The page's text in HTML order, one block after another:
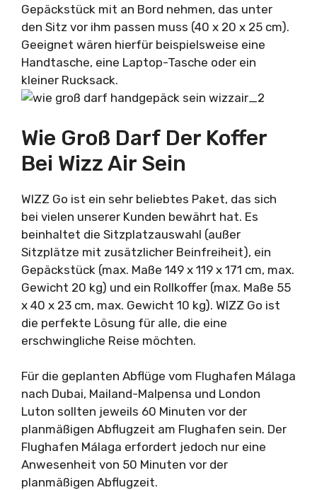
Gepäckstück mit an Bord nehmen, das unter
den Sitz vor ihm passen muss (40 x 20 x 25 cm).
Geeignet wären hierfür beispielsweise eine
Handtasche, eine Laptop-Tasche oder ein
kleiner Rucksack.
Wie Groß Darf Der Koffer
Bei Wizz Air Sein
WIZZ Go ist ein sehr beliebtes Paket, das sich
bei vielen unserer Kunden bewährt hat. Es
beinhaltet die Sitzplatzauswahl (außer
Sitzplätze mit zusätzlicher Beinfreiheit), ein
Gepäckstück (max. Maße 149 x 119 x 171 cm, max.
Gewicht 20 kg) und ein Rollkoffer (max. Maße 55
x 40 x 23 cm, max. Gewicht 10 kg). WIZZ Go ist
die perfekte Lösung für alle, die eine
erschwingliche Reise möchten.
Für die geplanten Abflüge vom Flughafen Málaga
nach Dubai, Mailand-Malpensa und London
Luton sollten jeweils 60 Minuten vor der
planmäßigen Abflugzeit am Flughafen sein. Der
Flughafen Málaga erfordert jedoch nur eine
Anwesenheit von 50 Minuten vor der
planmäßigen Abflugzeit.